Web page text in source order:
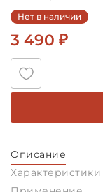
Нет в наличии
3 490 ₽
Описание
Характеристики